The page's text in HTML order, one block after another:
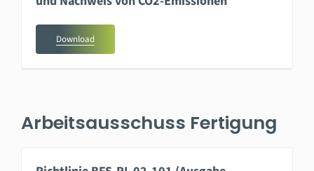
Download
Arbeitsausschuss Fertigung